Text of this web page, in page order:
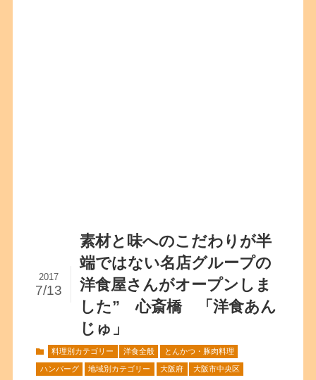
素材と味へのこだわりが半
端ではない名店グループの
洋食屋さんがオープンしま
した” 心斎橋 「洋食あん
じゅ」
2017
7/13
料理別カテゴリー 洋食全般 とんかつ・豚肉料理
ハンバーグ 地域別カテゴリー 大阪府 大阪市中央区